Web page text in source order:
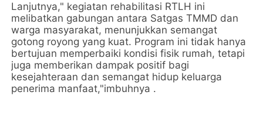
Lanjutnya," kegiatan rehabilitasi RTLH ini
melibatkan gabungan antara Satgas TMMD dan
warga masyarakat, menunjukkan semangat
gotong royong yang kuat. Program ini tidak hanya
bertujuan memperbaiki kondisi fisik rumah, tetapi
juga memberikan dampak positif bagi
kesejahteraan dan semangat hidup keluarga
penerima manfaat,"imbuhnya .